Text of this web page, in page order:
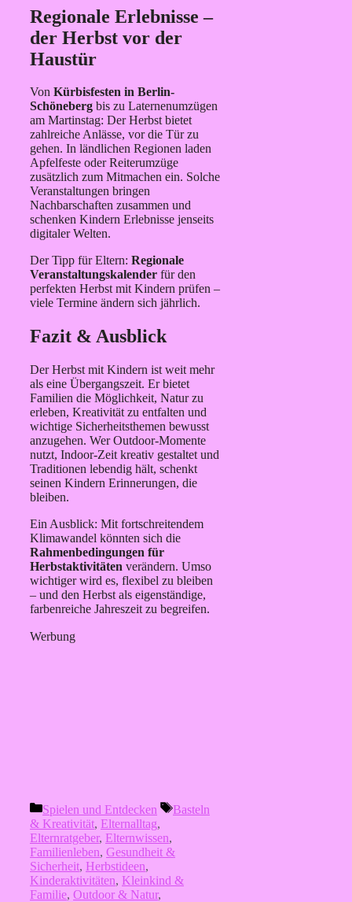
Regionale Erlebnisse –
der Herbst vor der
Haustür
Von Kürbisfesten in Berlin-
Schöneberg bis zu Laternenumzügen
am Martinstag: Der Herbst bietet
zahlreiche Anlässe, vor die Tür zu
gehen. In ländlichen Regionen laden
Apfelfeste oder Reiterumzüge
zusätzlich zum Mitmachen ein. Solche
Veranstaltungen bringen
Nachbarschaften zusammen und
schenken Kindern Erlebnisse jenseits
digitaler Welten.
Der Tipp für Eltern: Regionale
Veranstaltungskalender für den
perfekten Herbst mit Kindern prüfen –
viele Termine ändern sich jährlich.
Fazit & Ausblick
Der Herbst mit Kindern ist weit mehr
als eine Übergangszeit. Er bietet
Familien die Möglichkeit, Natur zu
erleben, Kreativität zu entfalten und
wichtige Sicherheitsthemen bewusst
anzugehen. Wer Outdoor-Momente
nutzt, Indoor-Zeit kreativ gestaltet und
Traditionen lebendig hält, schenkt
seinen Kindern Erinnerungen, die
bleiben.
Ein Ausblick: Mit fortschreitendem
Klimawandel könnten sich die
Rahmenbedingungen für
Herbstaktivitäten verändern. Umso
wichtiger wird es, flexibel zu bleiben
– und den Herbst als eigenständige,
farbenreiche Jahreszeit zu begreifen.
Werbung
Kategorien
Spielen und Entdecken Schlagwörter
Basteln
& Kreativität, Elternalltag,
Elternratgeber, Elternwissen,
Familienleben, Gesundheit &
Sicherheit, Herbstideen,
Kinderaktivitäten, Kleinkind &
Familie, Outdoor & Natur,